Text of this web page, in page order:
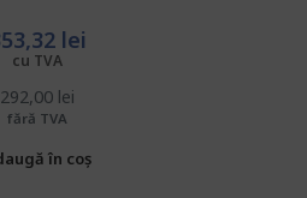
292,00 lei
fără TVA
lei
cu TVA
în coș